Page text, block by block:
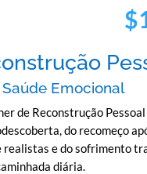
$
Emocional
de Reconstrução
do recomeço
realistas e do sofrimento
diária.